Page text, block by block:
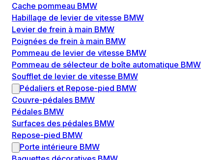
Cache pommeau BMW
Habillage de levier de vitesse BMW
Levier de frein à main BMW
Poignées de frein à main BMW
Pommeau de levier de vitesse BMW
Pommeau de sélecteur de boîte automatique BMW
Soufflet de levier de vitesse BMW
Pédaliers et Repose-pied BMW
Couvre-pédales BMW
Pédales BMW
Surfaces des pédales BMW
Repose-pied BMW
Porte intérieure BMW